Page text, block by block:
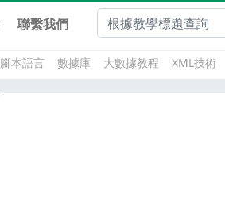
聯繫我們
腳本語言 數據庫 大數據教程 XML技術